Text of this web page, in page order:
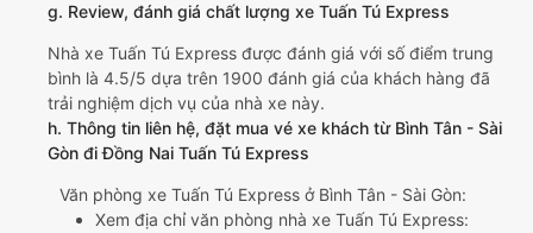
g. Review, đánh giá chất lượng xe Tuấn Tú Express
Nhà xe Tuấn Tú Express được đánh giá với số điểm trung
bình là 4.5/5 dựa trên 1900 đánh giá của khách hàng đã
trải nghiệm dịch vụ của nhà xe này.
h. Thông tin liên hệ, đặt mua vé xe khách từ Bình Tân - Sài
Gòn đi Đồng Nai Tuấn Tú Express
Văn phòng xe Tuấn Tú Express ở Bình Tân - Sài Gòn:
Xem địa chỉ văn phòng nhà xe Tuấn Tú Express: